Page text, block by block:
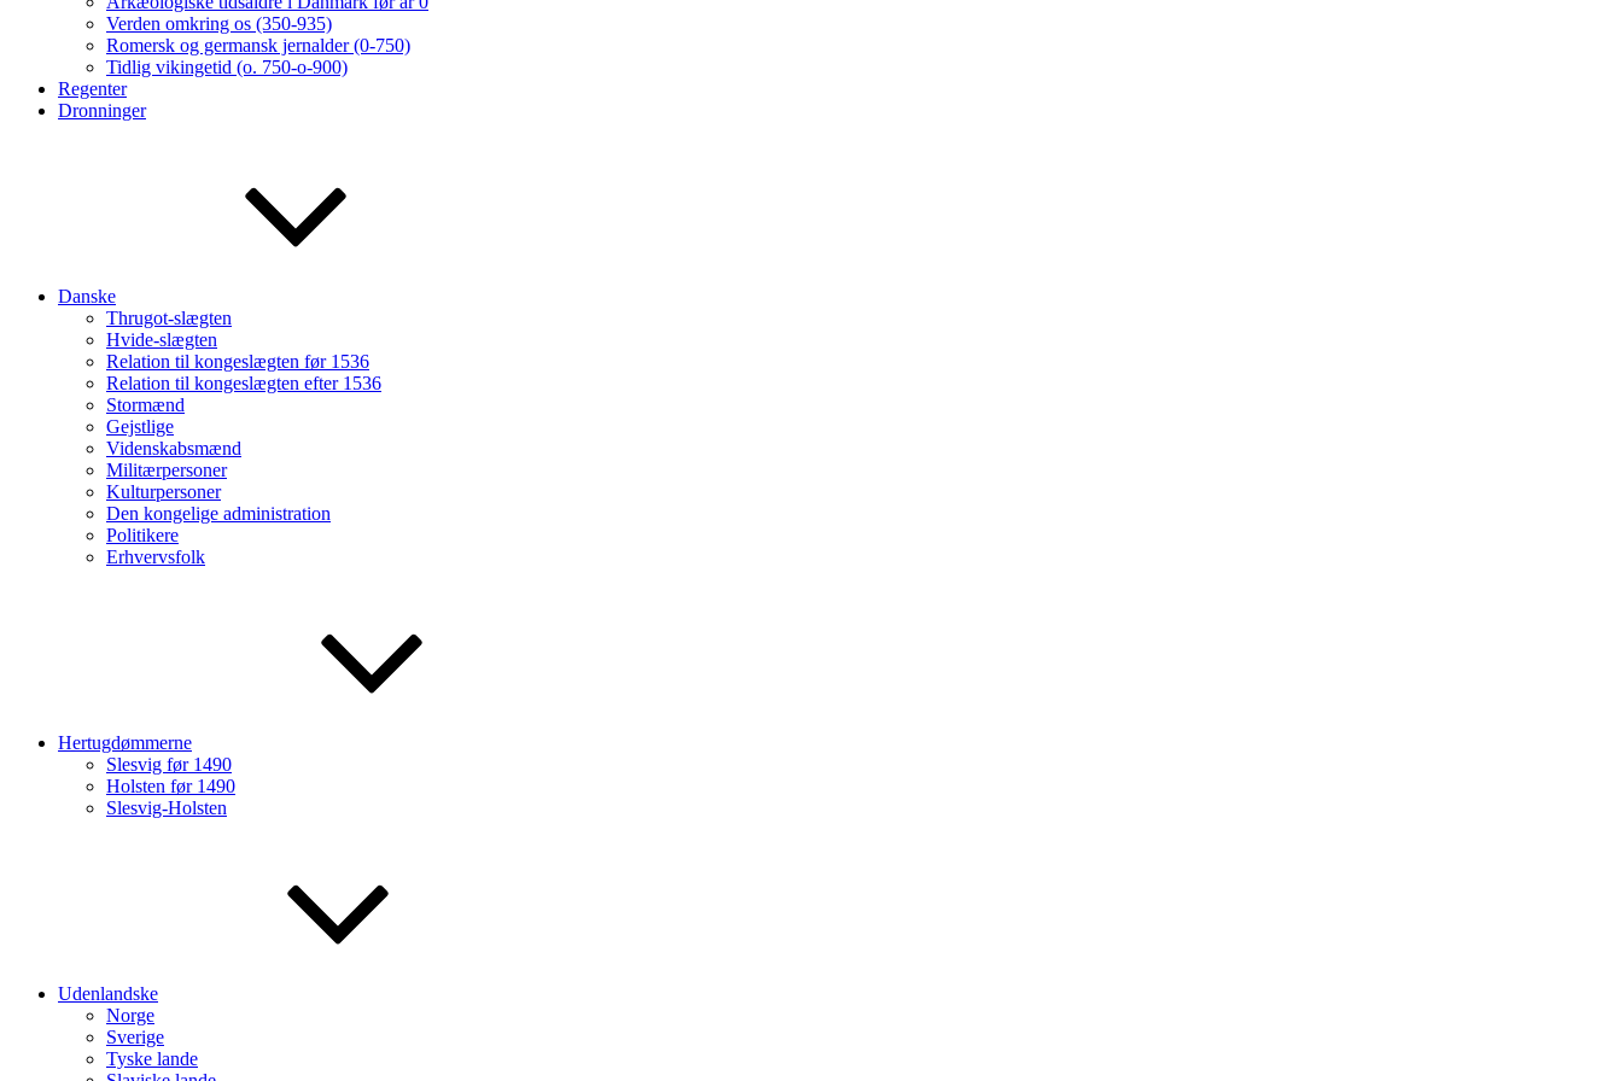
Verden omkring os (350-935)
Romersk og germansk jernalder (0-750)
Tidlig vikingetid (o. 750-o-900)
Regenter
Dronninger
Danske
Thrugot-slægten
Hvide-slægten
Relation til kongeslægten før 1536
Relation til kongeslægten efter 1536
Stormænd
Gejstlige
Videnskabsmænd
Militærpersoner
Kulturpersoner
Den kongelige administration
Politikere
Erhvervsfolk
Hertugdømmerne
Slesvig før 1490
Holsten før 1490
Slesvig-Holsten
Udenlandske
Norge
Sverige
Tyske lande